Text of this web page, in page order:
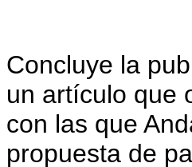
Concluye la
un artículo que
con las que
propuesta de